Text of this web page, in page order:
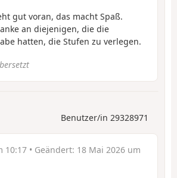
gut voran, das macht Spaß.
an diejenigen, die die
hatten, die Stufen zu verlegen.
Benutzer/in 29328971
10:17 • Geändert: 18 Mai 2026 um